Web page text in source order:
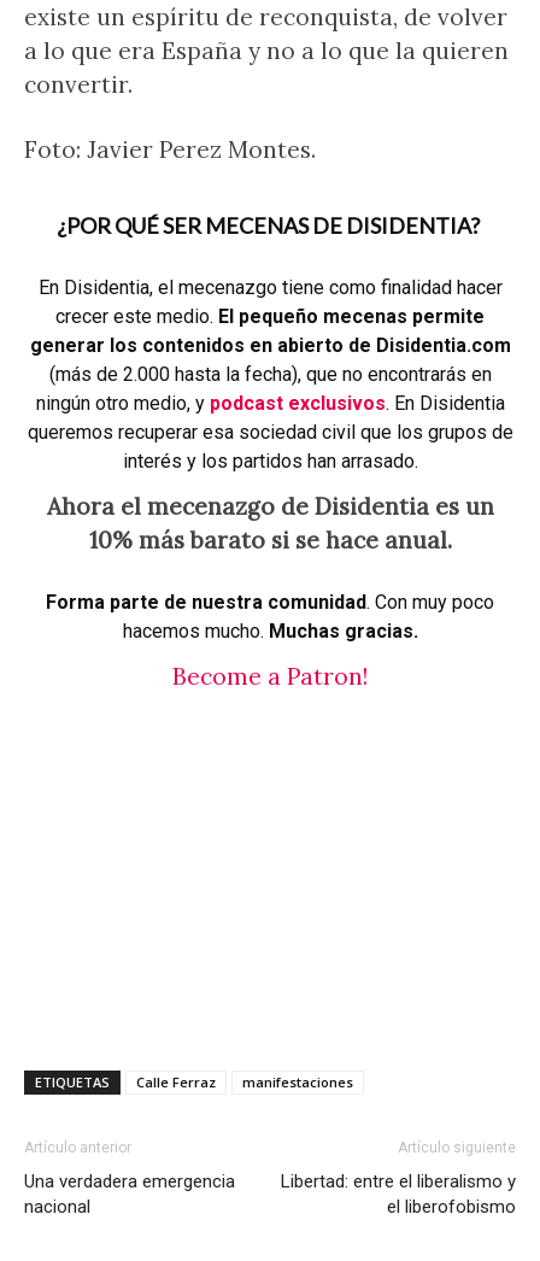
existe un espíritu de reconquista, de volver
a lo que era España y no a lo que la quieren
convertir.
Foto: Javier Perez Montes.
¿POR QUÉ SER MECENAS DE DISIDENTIA?
En Disidentia, el mecenazgo tiene como finalidad hacer
crecer este medio. El pequeño mecenas permite
generar los contenidos en abierto de Disidentia.com
(más de 2.000 hasta la fecha), que no encontrarás en
ningún otro medio, y podcast exclusivos. En Disidentia
queremos recuperar esa sociedad civil que los grupos de
interés y los partidos han arrasado.
Ahora el mecenazgo de Disidentia es un
10% más barato si se hace anual.
Forma parte de nuestra comunidad. Con muy poco
hacemos mucho. Muchas gracias.
Become a Patron!
ETIQUETAS Calle Ferraz manifestaciones
Artículo anterior
Una verdadera emergencia
nacional
Artículo siguiente
Libertad: entre el liberalismo y
el liberofobismo